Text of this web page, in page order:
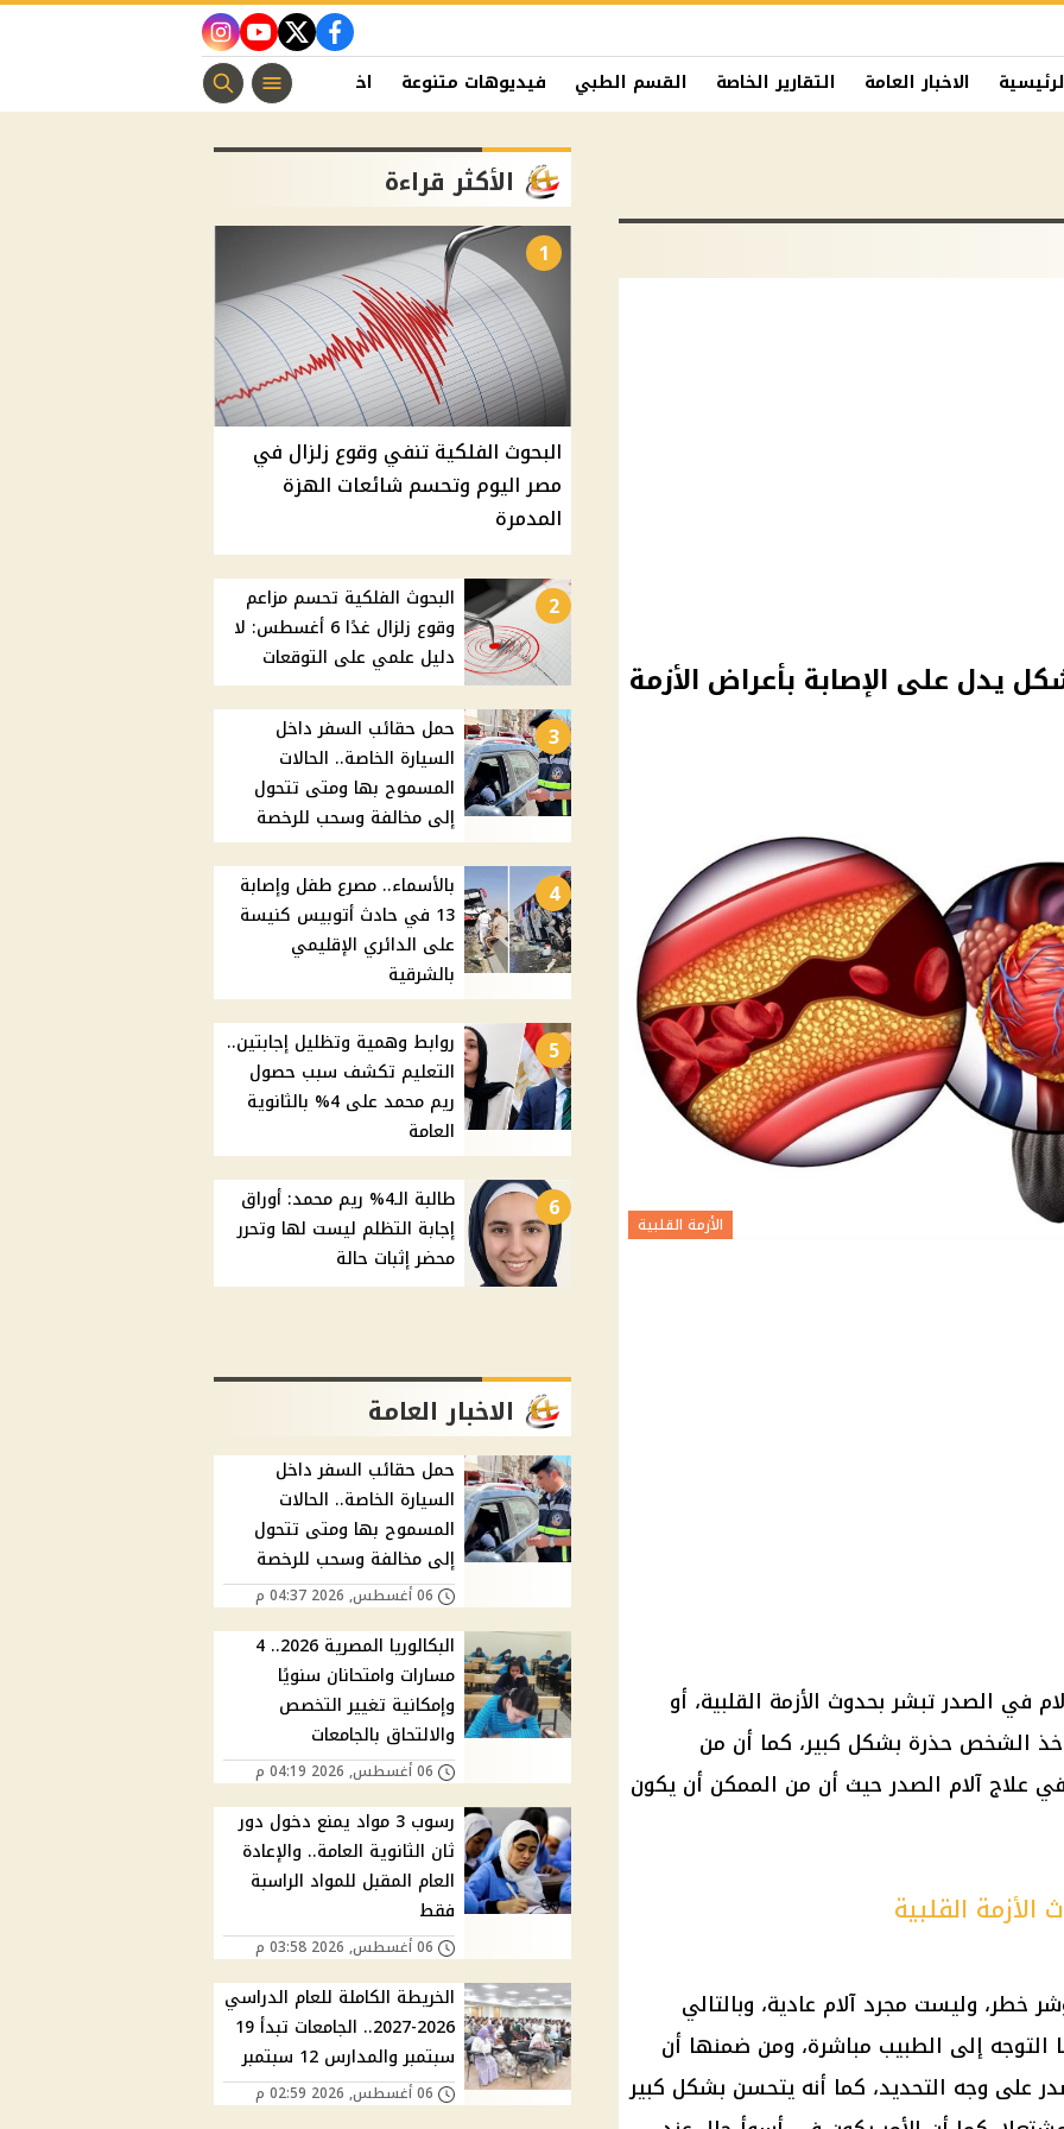
facebook
twitter
youtube
instagram
الاخبار العامة التقارير الخاصة القسم الطبي فيديوهات متنوعة اخبار الفن منوعات مسيحية
يدل على الإصابة بأعراض الأزمة
الأزمة القلبية
في الصدر تبشر بحدوث الأزمة القلبية، أو
الشخص حذرة بشكل كبير، كما أن من
علاج آلام الصدر حيث أن من الممكن أن يكون
القلبية
خطر، وليست مجرد آلام عادية، وبالتالي
إلى الطبيب مباشرة، ومن ضمنها أن
على وجه التحديد، كما أنه يتحسن بشكل كبير
الأكثر قراءة
1
البحوث الفلكية تنفي وقوع زلزال في
مصر اليوم وتحسم شائعات الهزة
المدمرة
2
البحوث الفلكية تحسم مزاعم
وقوع زلزال غدًا 6 أغسطس: لا
دليل علمي على التوقعات
3
حمل حقائب السفر داخل
السيارة الخاصة.. الحالات
المسموح بها ومتى تتحول
إلى مخالفة وسحب للرخصة
4
بالأسماء.. مصرع طفل وإصابة
13 في حادث أتوبيس كنيسة
على الدائري الإقليمي
بالشرقية
5
روابط وهمية وتظليل إجابتين..
التعليم تكشف سبب حصول
ريم محمد على 4% بالثانوية
العامة
6
طالبة الـ4% ريم محمد: أوراق
إجابة التظلم ليست لها وتحرر
محضر إثبات حالة
الاخبار العامة
حمل حقائب السفر داخل
السيارة الخاصة.. الحالات
المسموح بها ومتى تتحول
إلى مخالفة وسحب للرخصة
06 أغسطس, 2026 04:37 م
البكالوريا المصرية 2026.. 4
مسارات وامتحانان سنويًا
وإمكانية تغيير التخصص
والالتحاق بالجامعات
06 أغسطس, 2026 04:19 م
رسوب 3 مواد يمنع دخول دور
ثان الثانوية العامة.. والإعادة
العام المقبل للمواد الراسبة
فقط
06 أغسطس, 2026 03:58 م
الخريطة الكاملة للعام الدراسي
2026-2027.. الجامعات تبدأ 19
سبتمبر والمدارس 12 سبتمبر
06 أغسطس, 2026 02:59 م